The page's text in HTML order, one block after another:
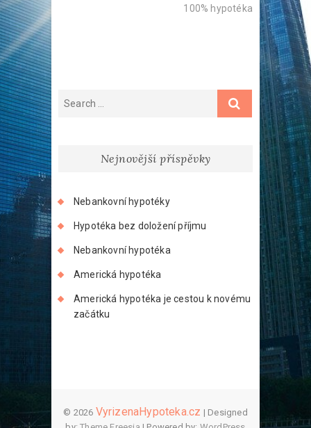
post:
100% hypotéka
Nejnovější příspěvky
Nebankovní hypotéky
Hypotéka bez doložení příjmu
Nebankovní hypotéka
Americká hypotéka
Americká hypotéka je cestou k novému
začátku
© 2026 VyrizenaHypoteka.cz | Designed